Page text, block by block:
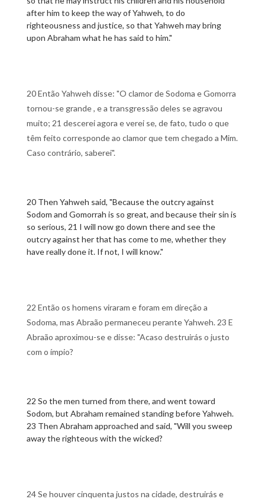
after him to keep the way of Yahweh, to do
righteousness and justice, so that Yahweh may bring
upon Abraham what he has said to him."
20 Então Yahweh disse: "O clamor de Sodoma e Gomorra
tornou-se grande , e a transgressão deles se agravou
muito; 21 descerei agora e verei se, de fato, tudo o que
têm feito corresponde ao clamor que tem chegado a Mim.
Caso contrário, saberei".
20 Then Yahweh said, "Because the outcry against
Sodom and Gomorrah is so great, and because their sin is
so serious, 21 I will now go down there and see the
outcry against her that has come to me, whether they
have really done it. If not, I will know."
22 Então os homens viraram e foram em direção a
Sodoma, mas Abraão permaneceu perante Yahweh. 23 E
Abraão aproximou-se e disse: "Acaso destruirás o justo
com o ímpio?
22 So the men turned from there, and went toward
Sodom, but Abraham remained standing before Yahweh.
23 Then Abraham approached and said, "Will you sweep
away the righteous with the wicked?
24 Se houver cinquenta justos na cidade, destruirás e